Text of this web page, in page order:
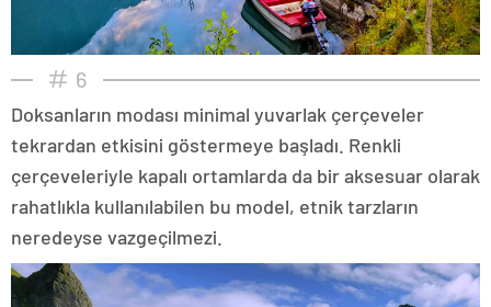
6
Doksanların modası minimal yuvarlak çerçeveler
tekrardan etkisini göstermeye başladı. Renkli
çerçeveleriyle kapalı ortamlarda da bir aksesuar olarak
rahatlıkla kullanılabilen bu model, etnik tarzların
neredeyse vazgeçilmezi.